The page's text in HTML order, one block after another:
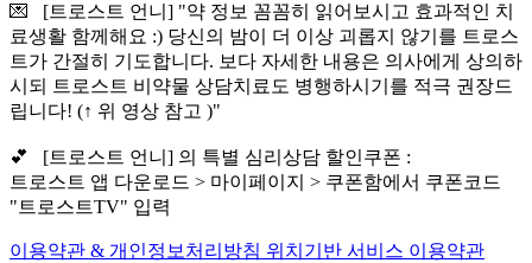
💌 [트로스트 언니] "약 정보 꼼꼼히 읽어보시고 효과적인 치
료생활 함께해요 :) 당신의 밤이 더 이상 괴롭지 않기를 트로스
트가 간절히 기도합니다. 보다 자세한 내용은 의사에게 상의하
시되 트로스트 비약물 상담치료도 병행하시기를 적극 권장드
립니다! (↑ 위 영상 참고 )"
💕 [트로스트 언니] 의 특별 심리상담 할인쿠폰 :
트로스트 앱 다운로드 > 마이페이지 > 쿠폰함에서 쿠폰코드
"트로스트TV" 입력
이용약관 & 개인정보처리방침 위치기반 서비스 이용약관